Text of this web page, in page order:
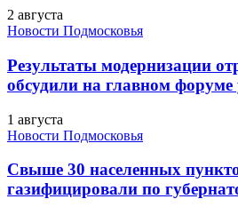
2 августа
Новости Подмосковья
Результаты модернизации
обсудили на главном
1 августа
Новости Подмосковья
Свыше 30 населенных
газифицировали по